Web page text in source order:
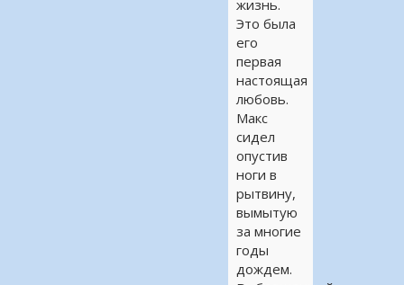
жизнь.
Это была
его
первая
настоящая
любовь.
Макс
сидел
опустив
ноги в
рытвину,
вымытую
за многие
годы
дождем.